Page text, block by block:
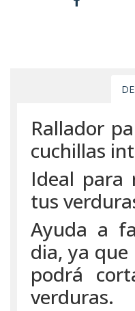
Rallador
cuchillas
Ideal para
tus
Ayuda a
dia, ya
podrá
verduras.